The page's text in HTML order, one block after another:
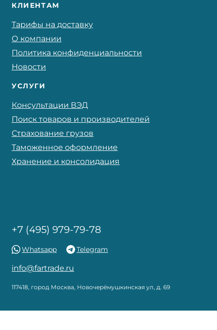
КЛИЕНТАМ
Тарифы на доставку
О компании
Политика конфиденциальности
Новости
УСЛУГИ
Консультации ВЭД
Поиск товаров и производителей
Страхование грузов
Таможенное оформление
Хранение и консолидация
+7 (495) 979-79-78
Whatsapp Telegram
info@fartrade.ru
117418, город Москва, Новочерёмушкинская ул, д. 69